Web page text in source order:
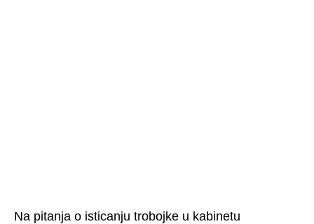
Na pitanja o isticanju trobojke u kabinetu